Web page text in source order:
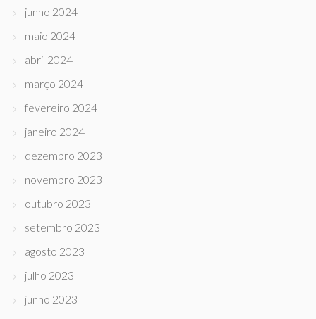
junho 2024
maio 2024
abril 2024
março 2024
fevereiro 2024
janeiro 2024
dezembro 2023
novembro 2023
outubro 2023
setembro 2023
agosto 2023
julho 2023
junho 2023